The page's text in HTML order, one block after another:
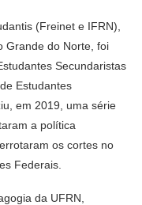
(Freinet e IFRN),
Grande do Norte, foi
Secundaristas
Estudantes
em 2019, uma série
a política
os cortes no
Federais.
da UFRN,